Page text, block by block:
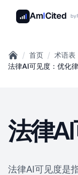
AmICited by
Home
/ 首页 / 术语表
法律AI可见度：优化
法律
法律AI可见度是